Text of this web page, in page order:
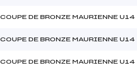
COUPE DE BRONZE MAURIENNE U14
COUPE DE BRONZE MAURIENNE U14
COUPE DE BRONZE MAURIENNE U14